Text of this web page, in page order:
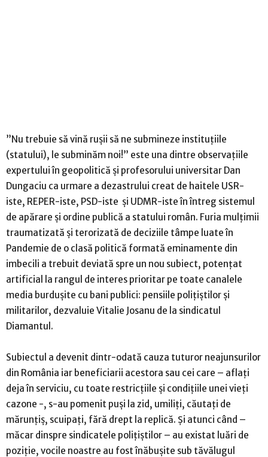
”Nu trebuie să vină rușii să ne submineze instituțiile
(statului), le subminăm noi!” este una dintre observațiile
expertului în geopolitică și profesorului universitar Dan
Dungaciu ca urmare a dezastrului creat de haitele USR-
iste, REPER-iste, PSD-iste și UDMR-iste în întreg sistemul
de apărare și ordine publică a statului român. Furia mulțimii
traumatizată și terorizată de deciziile tâmpe luate în
Pandemie de o clasă politică formată eminamente din
imbecili a trebuit deviată spre un nou subiect, potențat
artificial la rangul de interes prioritar pe toate canalele
media burdușite cu bani publici: pensiile polițiștilor și
militarilor, dezvaluie Vitalie Josanu de la sindicatul
Diamantul.
Subiectul a devenit dintr-odată cauza tuturor neajunsurilor
din România iar beneficiarii acestora sau cei care – aflați
deja în serviciu, cu toate restricțiile și condițiile unei vieți
cazone -, s-au pomenit puși la zid, umiliți, căutați de
mărunțiș, scuipați, fără drept la replică. Și atunci când –
măcar dinspre sindicatele polițiștilor – au existat luări de
poziție, vocile noastre au fost înăbușite sub tăvălugul